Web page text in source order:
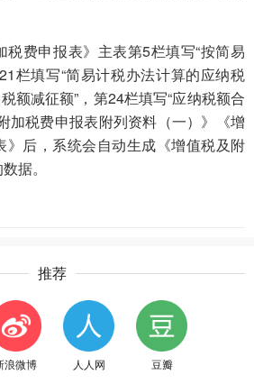
税费申报表》主表第5栏填写“按简易
栏填写“简易计税办法计算的应纳税
额减征额”，第24栏填写“应纳税额合
加税费申报表附列资料（一）》《增
》后，系统会自动生成《增值税及附
据。
推荐
浪微博 人人网 豆瓣